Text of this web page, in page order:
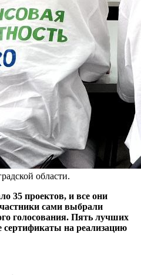
области.
35 проектов, и все они
сами выбрали
голосования. Пять лучших
на реализацию